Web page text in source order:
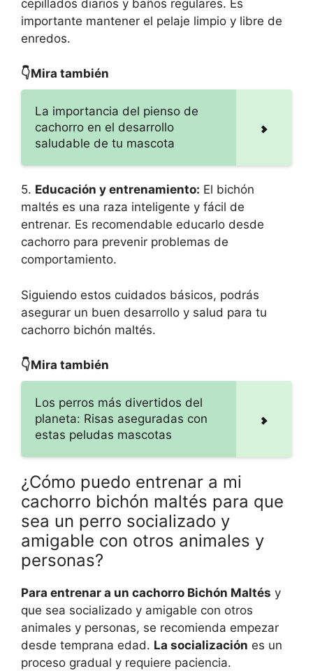
cepillados diarios y baños regulares. Es
importante mantener el pelaje limpio y libre de
enredos.
👇Mira también
La importancia del pienso de
cachorro en el desarrollo
saludable de tu mascota
5. Educación y entrenamiento: El bichón
maltés es una raza inteligente y fácil de
entrenar. Es recomendable educarlo desde
cachorro para prevenir problemas de
comportamiento.
Siguiendo estos cuidados básicos, podrás
asegurar un buen desarrollo y salud para tu
cachorro bichón maltés.
👇Mira también
Los perros más divertidos del
planeta: Risas aseguradas con
estas peludas mascotas
¿Cómo puedo entrenar a mi
cachorro bichón maltés para que
sea un perro socializado y
amigable con otros animales y
personas?
Para entrenar a un cachorro Bichón Maltés y
que sea socializado y amigable con otros
animales y personas, se recomienda empezar
desde temprana edad. La socialización es un
proceso gradual y requiere paciencia.